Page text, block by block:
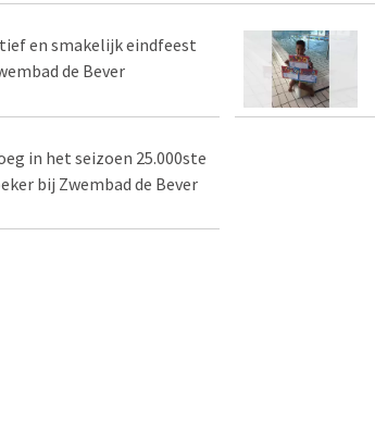
en smakelijk eindfeest
de Bever
in het seizoen 25.000ste
bij Zwembad de Bever